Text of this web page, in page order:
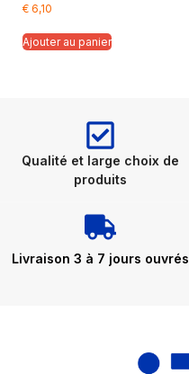
€ 6,10
Ajouter au panier
Qualité et large choix de
produits
Livraison 3 à 7 jours ouvrés